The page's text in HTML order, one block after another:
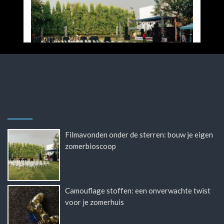
Filmavonden onder de sterren: bouw je eigen
zomerbioscoop
Camouflage stoffen: een onverwachte twist
voor je zomerhuis